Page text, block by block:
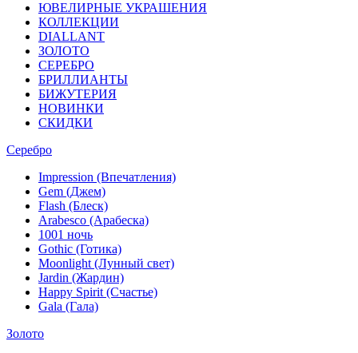
ЮВЕЛИРНЫЕ УКРАШЕНИЯ
КОЛЛЕКЦИИ
DIALLANT
ЗОЛОТО
СЕРЕБРО
БРИЛЛИАНТЫ
БИЖУТЕРИЯ
НОВИНКИ
СКИДКИ
Серебро
Impression (Впечатления)
Gem (Джем)
Flash (Блеск)
Arabesco (Арабеска)
1001 ночь
Gothic (Готика)
Moonlight (Лунный свет)
Jardin (Жардин)
Happy Spirit (Счастье)
Gala (Гала)
Золото